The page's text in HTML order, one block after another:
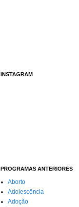
INSTAGRAM
PROGRAMAS ANTERIORES
Aborto
Adolescência
Adoção